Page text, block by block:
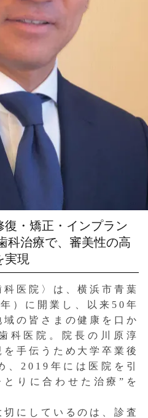
・矯正・インプラン
科治療で、審美性の高
実現
医院〉は、横浜市青葉
）に開業し、以来50年
の皆さまの健康を口か
科医院。院長の川原淳
を手伝うため大学卒業後
、2019年には医院を引
りに合わせた治療”を
にしているのは、診査